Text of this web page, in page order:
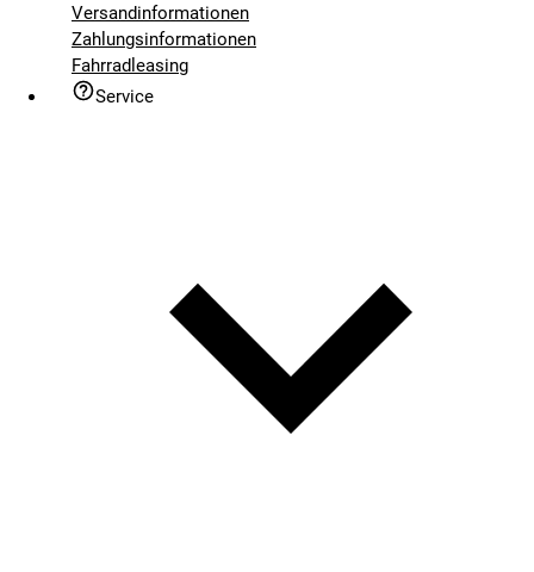
Versandinformationen
Zahlungsinformationen
Fahrradleasing
Service